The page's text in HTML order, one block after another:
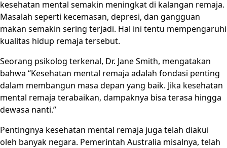
kesehatan mental semakin meningkat di kalangan remaja.
Masalah seperti kecemasan, depresi, dan gangguan
makan semakin sering terjadi. Hal ini tentu mempengaruhi
kualitas hidup remaja tersebut.
Seorang psikolog terkenal, Dr. Jane Smith, mengatakan
bahwa “Kesehatan mental remaja adalah fondasi penting
dalam membangun masa depan yang baik. Jika kesehatan
mental remaja terabaikan, dampaknya bisa terasa hingga
dewasa nanti.”
Pentingnya kesehatan mental remaja juga telah diakui
oleh banyak negara. Pemerintah Australia misalnya, telah